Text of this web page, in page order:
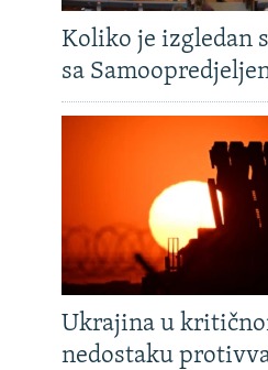
Koliko je izgledan
sa
Ukrajina u
nedostaku